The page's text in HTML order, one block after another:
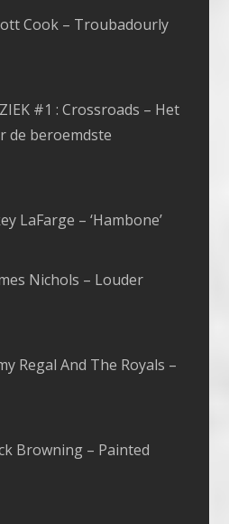
Cook – Troubadourly
#1 : Crossroads – Het
de beroemdste
LaFarge – ‘Hambone’
Nichols – Louder
Regal And The Royals –
Browning – Painted